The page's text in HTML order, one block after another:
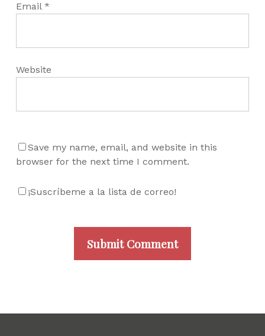
Email *
Website
Save my name, email, and website in this
browser for the next time I comment.
¡Suscríbeme a la lista de correo!